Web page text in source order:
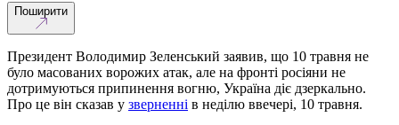
Поширити
Президент Володимир Зеленський заявив, що 10 травня не
було масованих ворожих атак, але на фронті росіяни не
дотримуються припинення вогню, Україна діє дзеркально.
Про це він сказав у зверненні в неділю ввечері, 10 травня.